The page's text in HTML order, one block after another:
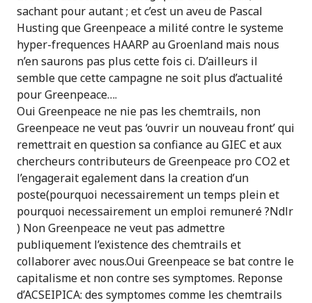
sachant pour autant ; et c’est un aveu de Pascal
Husting que Greenpeace a milité contre le systeme
hyper-frequences HAARP au Groenland mais nous
n’en saurons pas plus cette fois ci. D’ailleurs il
semble que cette campagne ne soit plus d’actualité
pour Greenpeace….
Oui Greenpeace ne nie pas les chemtrails, non
Greenpeace ne veut pas ‘ouvrir un nouveau front’ qui
remettrait en question sa confiance au GIEC et aux
chercheurs contributeurs de Greenpeace pro CO2 et
l’engagerait egalement dans la creation d’un
poste(pourquoi necessairement un temps plein et
pourquoi necessairement un emploi remuneré ?Ndlr
) Non Greenpeace ne veut pas admettre
publiquement l’existence des chemtrails et
collaborer avec nous.Oui Greenpeace se bat contre le
capitalisme et non contre ses symptomes. Reponse
d’ACSEIPICA: des symptomes comme les chemtrails